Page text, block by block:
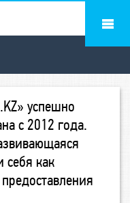
успешно
с 2012 года.
себя как